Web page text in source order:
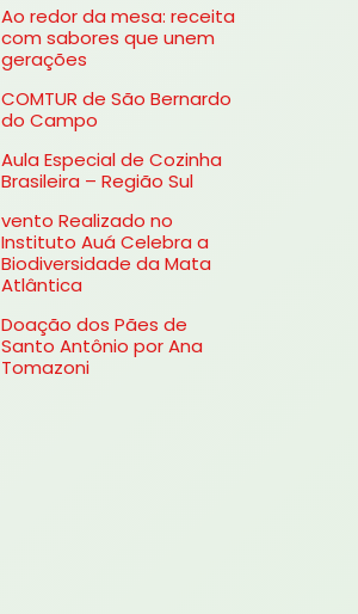
s
a
r
o
:
Ao redor da mesa: receita
com sabores que unem
gerações
COMTUR de São Bernardo
do Campo
Aula Especial de Cozinha
Brasileira – Região Sul
vento Realizado no
Instituto Auá Celebra a
Biodiversidade da Mata
Atlântica
Doação dos Pães de
Santo Antônio por Ana
Tomazoni